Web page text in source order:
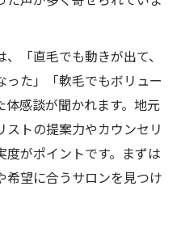
「直毛でも動きが出て、
た」「軟毛でもボリュー
感談が聞かれます。地元
トの提案力やカウンセリ
がポイントです。まずは
望に合うサロンを見つけ